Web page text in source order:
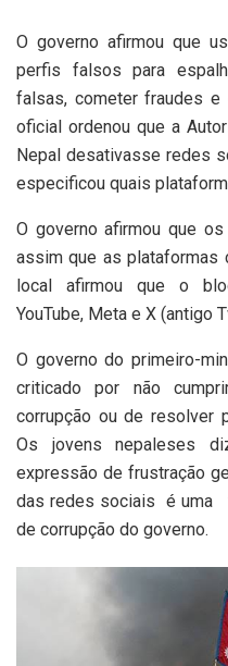
O governo afirmou que
perfis falsos para
falsas, cometer fraudes e
oficial ordenou que a
Nepal desativasse redes
especificou quais
O governo afirmou que
assim que as plataformas
local afirmou que o
YouTube, Meta e X (antigo
O governo do primeiro-
criticado por não
corrupção ou de resolver
Os jovens nepaleses
expressão de frustração
das redes sociais é uma
de corrupção do governo.